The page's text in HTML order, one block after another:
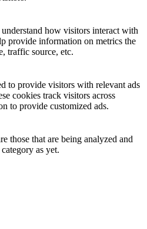
how visitors interact with
provide information on metrics the
traffic source, etc.
to provide visitors with relevant ads
cookies track visitors across
to provide customized ads.
those that are being analyzed and
as yet.